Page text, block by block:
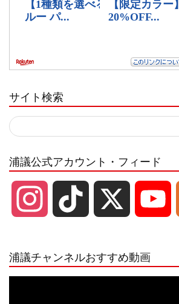
サイト検索
浦議公式アカウント・フィード
浦議チャンネルおすすめ動画